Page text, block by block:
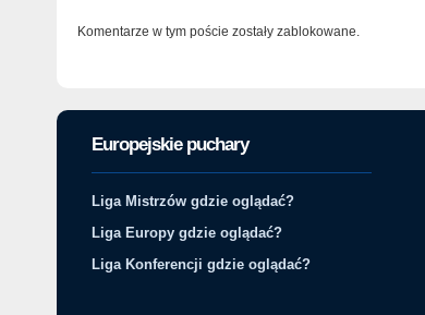
Komentarze w tym poście zostały zablokowane.
Europejskie puchary
Liga Mistrzów gdzie oglądać?
Liga Europy gdzie oglądać?
Liga Konferencji gdzie oglądać?